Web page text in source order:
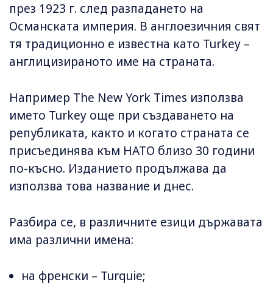
през 1923 г. след разпадането на
Османската империя. В англоезичния свят
тя традиционно е известна като Turkey –
англицизираното име на страната.
Например The New York Times използва
името Turkey още при създаването на
републиката, както и когато страната се
присъединява към НАТО близо 30 години
по-късно. Изданието продължава да
използва това название и днес.
Разбира се, в различните езици държавата
има различни имена:
на френски – Turquie;